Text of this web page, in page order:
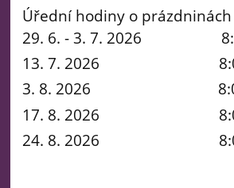
Úřední hodiny o prázdninách
29. 6. - 3. 7. 2026
13. 7. 2026 8:00
3. 8. 2026 8:00 -
17. 8. 2026 8:00 -
24. 8. 2026 8:00 -